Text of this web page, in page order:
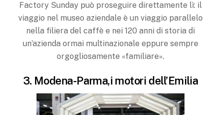
Factory Sunday può proseguire direttamente lì: il
viaggio nel museo aziendale è un viaggio parallelo
nella filiera del caffè e nei 120 anni di storia di
un’azienda ormai multinazionale eppure sempre
orgogliosamente «familiare».
3. Modena-Parma,i motori dell’Emilia